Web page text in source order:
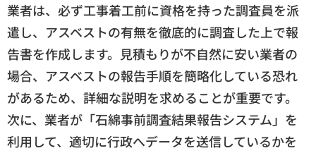
業者は、必ず工事着工前に資格を持った調査員を派
遣し、アスベストの有無を徹底的に調査した上で報
告書を作成します。見積もりが不自然に安い業者の
場合、アスベストの報告手順を簡略化している恐れ
があるため、詳細な説明を求めることが重要です。
次に、業者が「石綿事前調査結果報告システム」を
利用して、適切に行政へデータを送信しているかを